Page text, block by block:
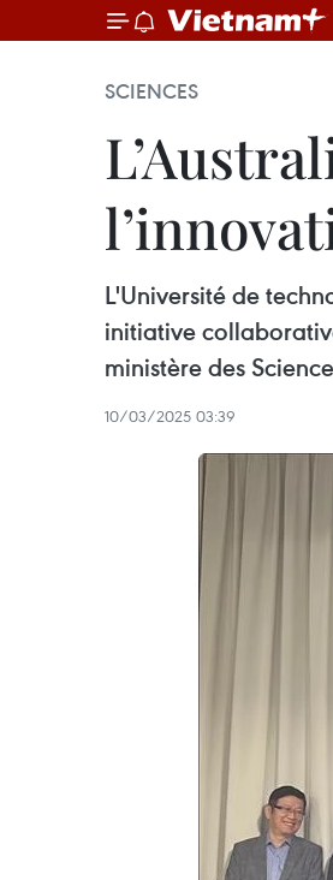
SCIENCES
L'Université de
initiative
ministère des
10/03/2025 03:39